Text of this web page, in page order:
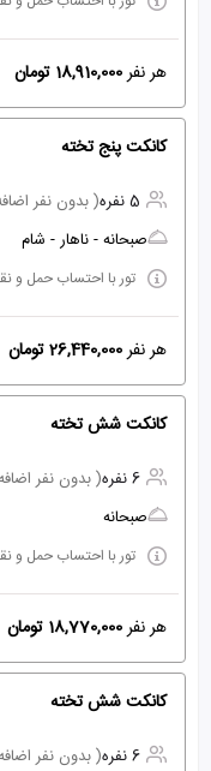
هر نفر18,910,000 تومان
کانکت پنج تخته
5 نفره
( بدون نفر
صبحانه - ناهار - شام
تور با احتساب حمل و
هر نفر26,440,000 تومان
کانکت شش تخته
6 نفره
( بدون نفر
صبحانه
تور با احتساب حمل و
هر نفر18,770,000 تومان
کانکت شش تخته
6 نفره
( بدون نفر